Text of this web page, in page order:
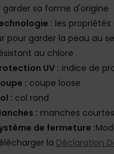
garder sa forme d'origine
: les
pour garder la peau au
au chlore
UV : indice de
: coupe loose
: col rond
: manches courtes
de fermeture :
la Déclaration